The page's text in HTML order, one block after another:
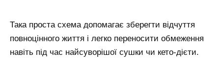
Така проста схема допомагає зберегти відчуття
повноцінного життя і легко переносити обмеження
навіть під час найсуворішої сушки чи кето-дієти.